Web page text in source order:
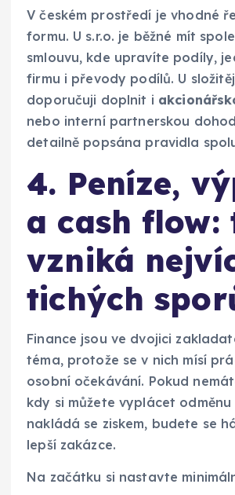
V českém prostředí je vhodné
formu. U s.r.o. je běžné mít
smlouvu, kde upravíte podíly,
firmu i převody podílů. U
doporučuji doplnit i
nebo interní partnerskou
detailně popsána pravidla
4. Peníze,
a cash flow:
vzniká
tichých
Finance jsou ve dvojici
téma, protože se v nich mísí
osobní očekávání. Pokud
kdy si můžete vyplácet odměnu
nakládá se ziskem, budete se
lepší zakázce.
Na začátku si nastavte